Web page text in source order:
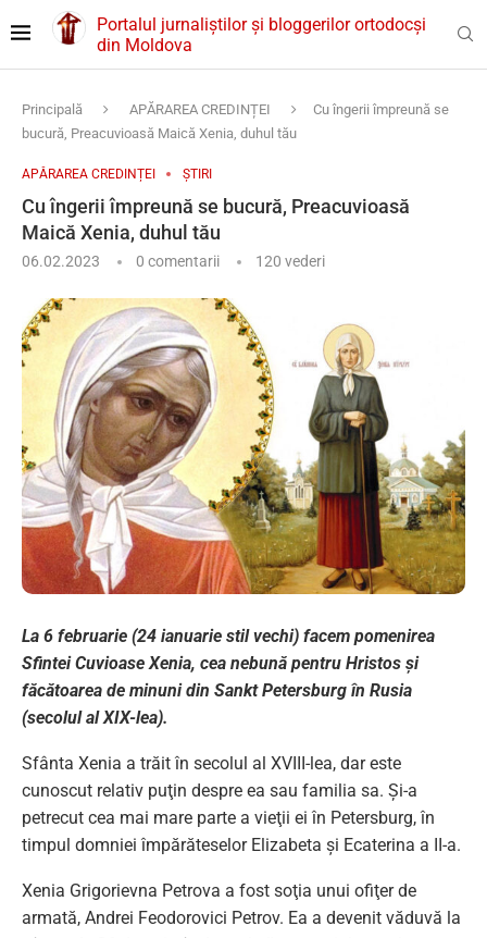
Portalul jurnaliștilor și bloggerilor ortodocși
din Moldova
Principală APĂRAREA CREDINȚEI
Cu îngerii împreună se
bucură, Preacuvioasă Maică Xenia, duhul tău
APĂRAREA CREDINȚEI ȘTIRI
Cu îngerii împreună se bucură, Preacuvioasă
Maică Xenia, duhul tău
06.02.2023 0 comentarii 120 vederi
La 6 februarie (24 ianuarie stil vechi) facem pomenirea
Sfintei Cuvioase Xenia, cea nebună pentru Hristos și
făcătoarea de minuni din Sankt Petersburg în Rusia
(secolul al XIX-lea).
Sfânta Xenia a trăit în secolul al XVIII-lea, dar este
cunoscut relativ puţin despre ea sau familia sa. Şi-a
petrecut cea mai mare parte a vieţii ei în Petersburg, în
timpul domniei împărăteselor Elizabeta şi Ecaterina a II-a.
Xenia Grigorievna Petrova a fost soţia unui ofiţer de
armată, Andrei Feodorovici Petrov. Ea a devenit văduvă la